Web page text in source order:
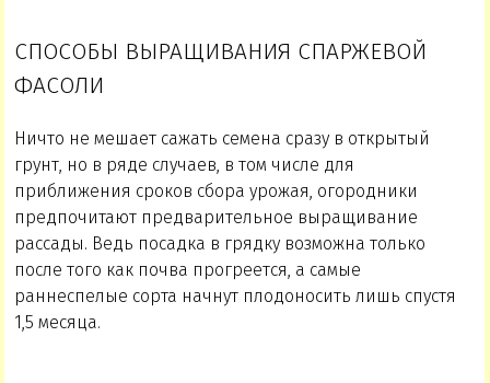
СПОСОБЫ ВЫРАЩИВАНИЯ СПАРЖЕВОЙ
ФАСОЛИ
Ничто не мешает сажать семена сразу в открытый
грунт, но в ряде случаев, в том числе для
приближения сроков сбора урожая, огородники
предпочитают предварительное выращивание
рассады. Ведь посадка в грядку возможна только
после того как почва прогреется, а самые
раннеспелые сорта начнут плодоносить лишь спустя
1,5 месяца.